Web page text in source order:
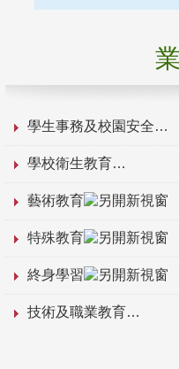
學生事務及校園安全
學校衛生教育
藝術教育
特殊教育
終身學習
技術及職業教育